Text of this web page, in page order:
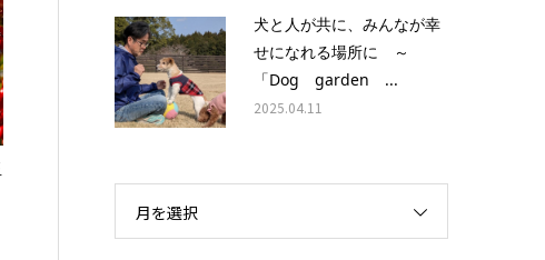
犬と人が共に、みんなが幸
せになれる場所に ～
「Dog garden ...
2025.04.11
月を選択